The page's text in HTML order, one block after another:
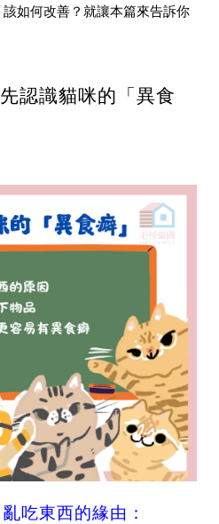
如何改善？就讓本篇來告訴你
認識貓咪的「異食
吃東西的緣由：